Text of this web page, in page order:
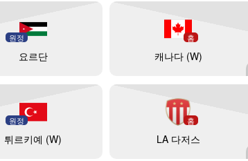
원정
요르단
홈
캐나다 (W)
원정
튀르키예 (W)
홈
LA 다저스